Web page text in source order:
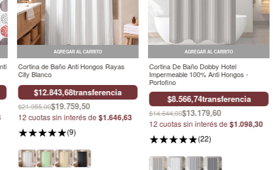
AGREGAR AL CARRITO
Cortina de Baño Anti Hongos Rayas
City Blanco
$12.843,68transferencia
$21.955,00$19.759,50
12 cuotas sin interés de$1.646,63
(9)
AGREGAR AL CARRITO
Cortina De Baño Dobby Hotel
Impermeable 100% Anti Hongos -
Portofino
$8.566,74transferencia
$14.644,00$13.179,60
12 cuotas sin interés de$1.098,30
(22)